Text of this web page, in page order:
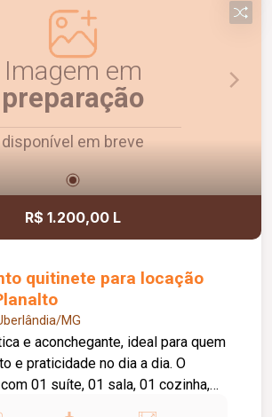
Imagem em
preparação
disponível em breve
R$ 1.200,00 L
quitinete para locação
MG
e aconchegante, ideal para quem
e praticidade no dia a dia. O
01 suíte, 01 sala, 01 cozinha,